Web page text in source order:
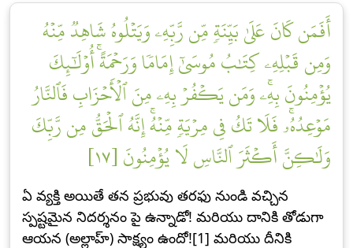
أَفَمَن كَانَ عَلَىٰ بَيِّنَةٖ مِّن رَّبِّهِۦ وَيَتۡلُوهُ شَاهِدٞ مِّنۡهُ
وَمِن قَبۡلِهِۦ كِتَٰبُ مُوسَىٰٓ إِمَامٗا وَرَحۡمَةًۚ أُوْلَٰٓئِكَ
يُؤۡمِنُونَ بِهِۦۚ وَمَن يَكۡفُرۡ بِهِۦ مِنَ ٱلۡأَحۡزَابِ فَٱلنَّارُ
مَوۡعِدُهُۥۚ فَلَا تَكُ فِي مِرۡيَةٖ مِّنۡهُۚ إِنَّهُ ٱلۡحَقُّ مِن رَّبِّكَ
وَلَٰكِنَّ أَكۡثَرَ ٱلنَّاسِ لَا يُؤۡمِنُونَ [١٧]
ఏ వ్యక్తి అయితే తన ప్రభువు తరఫు నుండి వచ్చిన
స్పష్టమైన నిదర్శనం పై ఉన్నాడో! మరియు దానికి తోడుగా
ఆయన (అల్లాహ్) సాక్ష్యం ఉందో![1] మరియు దీనికి